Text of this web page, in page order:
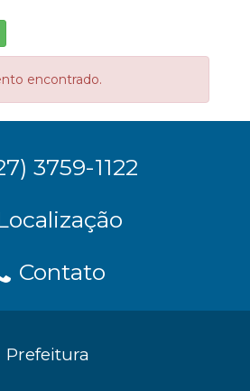
encontrado.
3759-1122
Contato
Prefeitura